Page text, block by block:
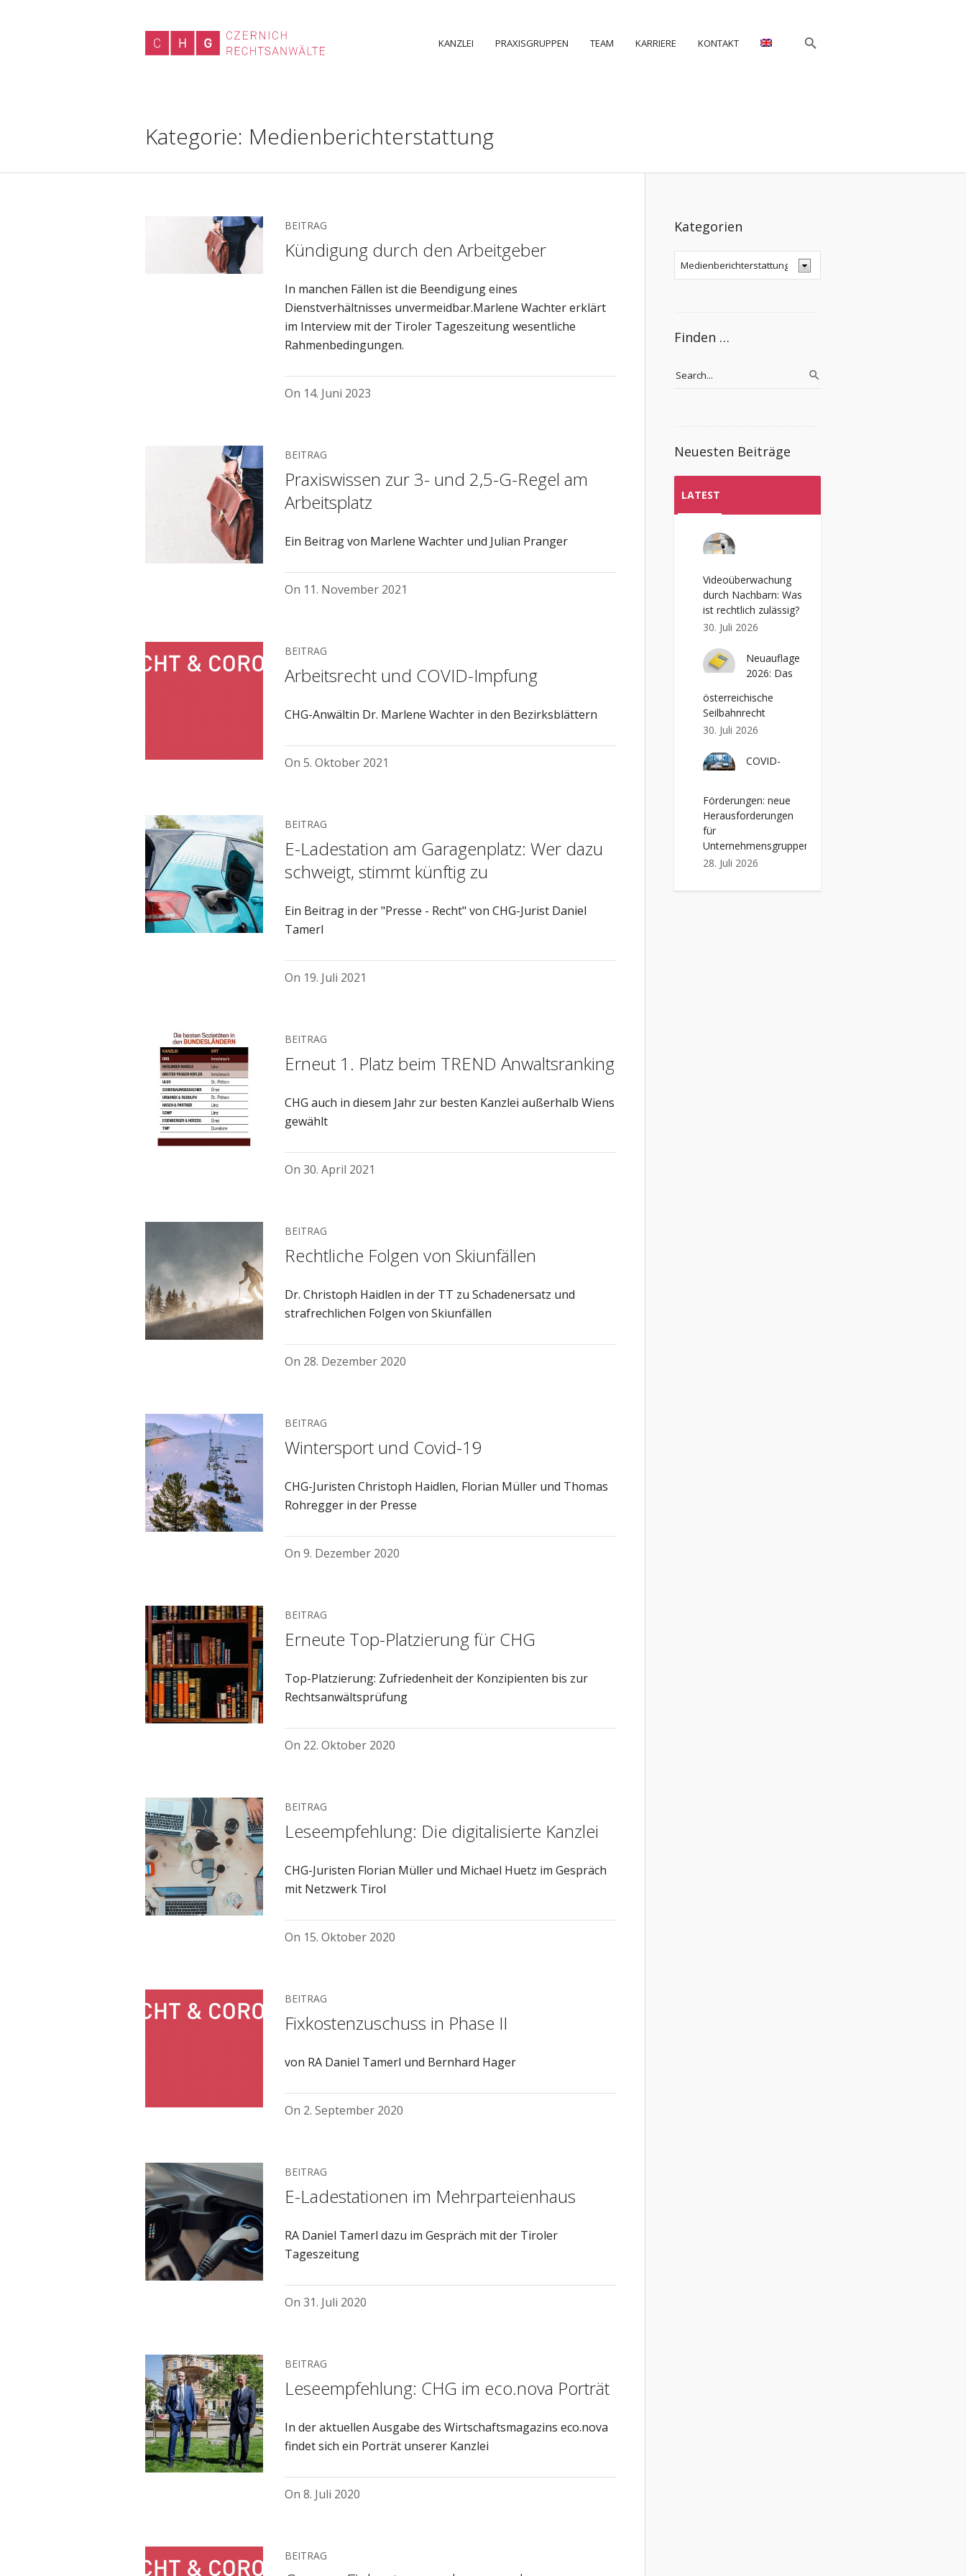
KANZLEI PRAXISGRUPPEN TEAM KARRIERE KONTAKT
Kategorie: Medienberichterstattung
BEITRAG
Kündigung durch den Arbeitgeber
In manchen Fällen ist die Beendigung eines
Dienstverhältnisses unvermeidbar.Marlene Wachter erklärt
im Interview mit der Tiroler Tageszeitung wesentliche
Rahmenbedingungen.
On 14. Juni 2023
BEITRAG
Praxiswissen zur 3- und 2,5-G-Regel am
Arbeitsplatz
Ein Beitrag von Marlene Wachter und Julian Pranger
On 11. November 2021
BEITRAG
Arbeitsrecht und COVID-Impfung
CHG-Anwältin Dr. Marlene Wachter in den Bezirksblättern
On 5. Oktober 2021
BEITRAG
E-Ladestation am Garagenplatz: Wer dazu
schweigt, stimmt künftig zu
Ein Beitrag in der "Presse - Recht" von CHG-Jurist Daniel
Tamerl
On 19. Juli 2021
BEITRAG
Erneut 1. Platz beim TREND Anwaltsranking
CHG auch in diesem Jahr zur besten Kanzlei außerhalb Wiens
gewählt
On 30. April 2021
BEITRAG
Rechtliche Folgen von Skiunfällen
Dr. Christoph Haidlen in der TT zu Schadenersatz und
strafrechlichen Folgen von Skiunfällen
On 28. Dezember 2020
BEITRAG
Wintersport und Covid-19
CHG-Juristen Christoph Haidlen, Florian Müller und Thomas
Rohregger in der Presse
On 9. Dezember 2020
BEITRAG
Erneute Top-Platzierung für CHG
Top-Platzierung: Zufriedenheit der Konzipienten bis zur
Rechtsanwältsprüfung
On 22. Oktober 2020
BEITRAG
Leseempfehlung: Die digitalisierte Kanzlei
CHG-Juristen Florian Müller und Michael Huetz im Gespräch
mit Netzwerk Tirol
On 15. Oktober 2020
BEITRAG
Fixkostenzuschuss in Phase II
von RA Daniel Tamerl und Bernhard Hager
On 2. September 2020
BEITRAG
E-Ladestationen im Mehrparteienhaus
RA Daniel Tamerl dazu im Gespräch mit der Tiroler
Tageszeitung
On 31. Juli 2020
BEITRAG
Leseempfehlung: CHG im eco.nova Porträt
In der aktuellen Ausgabe des Wirtschaftsmagazins eco.nova
findet sich ein Porträt unserer Kanzlei
On 8. Juli 2020
BEITRAG
Kategorien
Finden …
Neuesten Beiträge
LATEST
Videoüberwachung
durch Nachbarn: Was
ist rechtlich zulässig?
30. Juli 2026
Neuauflage
2026: Das
österreichische
Seilbahnrecht
30. Juli 2026
COVID-
Förderungen: neue
Herausforderungen
für
Unternehmensgruppen
28. Juli 2026